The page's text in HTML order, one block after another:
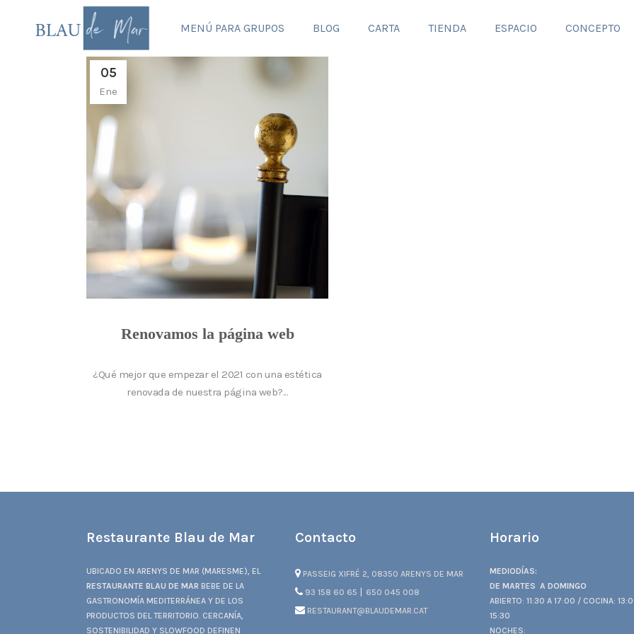
MENÚ PARA GRUPOS BLOG CARTA TIENDA ESPACIO CONCEPTO
05
Ene
Renovamos la página web
¿Qué mejor que empezar el 2021 con una estética
renovada de nuestra página web?...
Restaurante Blau de Mar
UBICADO EN ARENYS DE MAR (MARESME), EL
RESTAURANTE BLAU DE MAR BEBE DE LA
GASTRONOMÍA MEDITERRÁNEA Y DE LOS
PRODUCTOS DEL TERRITORIO. CERCANÍA,
SOSTENIBILIDAD Y SLOWFOOD DEFINEN
Contacto
PASSEIG XIFRÉ 2, 08350 ARENYS DE MAR
93 158 60 65 | 650 045 008
RESTAURANT@BLAUDEMAR.CAT
Horario
MEDIODÍAS:
DE MARTES A DOMINGO
ABIERTO: 11:30 A 17:00 / COCINA:
15:30
NOCHES: